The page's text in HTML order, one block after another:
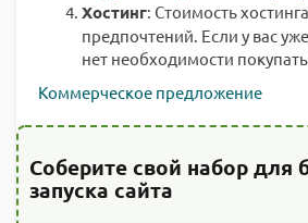
Хостинг: Стоимость
предпочтений. Если у вас
нет необходимости
Коммерческое предложение
Соберите свой набор для
запуска сайта